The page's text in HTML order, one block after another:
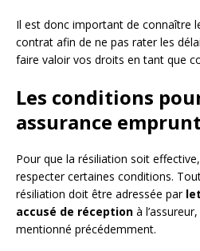
Il est donc important de connaître
contrat afin de ne pas rater les
faire valoir vos droits en tant que
Les conditions
assurance
Pour que la résiliation soit
respecter certaines conditions.
résiliation doit être adressée par
accusé de réception à
mentionné précédemment.